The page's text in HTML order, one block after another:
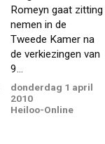
Romeyn gaat zitting
nemen in de
Tweede Kamer na
de verkiezingen van
9...
donderdag 1 april
2010
Heiloo-Online